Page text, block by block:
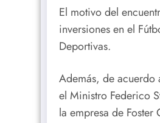
El motivo del
inversiones en el
Deportivas.
Además, de acuerdo
el Ministro Federico
la empresa de Foster